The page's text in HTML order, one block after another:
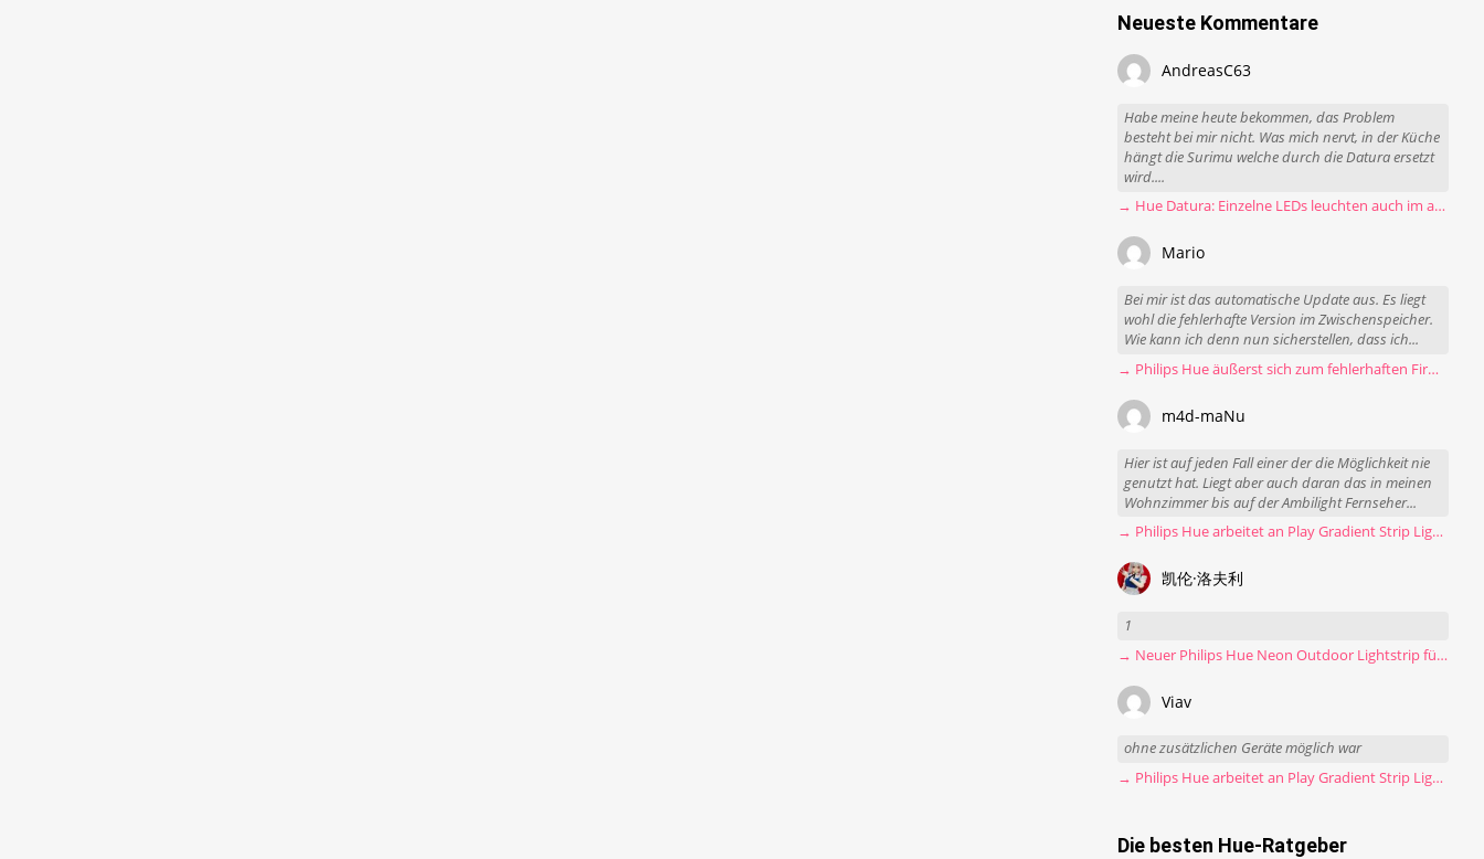
Neueste Kommentare
AndreasC63
Habe meine heute bekommen, das Problem
besteht bei mir nicht. Was mich nervt, in der Küche
hängt die Surimu welche durch die Datura ersetzt
wird....
→ Hue Datura: Einzelne LEDs leuchten auch im ausgeschalteten Zustand
Mario
Bei mir ist das automatische Update aus. Es liegt
wohl die fehlerhafte Version im Zwischenspeicher.
Wie kann ich denn nun sicherstellen, dass ich...
→ Philips Hue äußerst sich zum fehlerhaften Firmware-Update
m4d-maNu
Hier ist auf jeden Fall einer der die Möglichkeit nie
genutzt hat. Liegt aber auch daran das in meinen
Wohnzimmer bis auf der Ambilight Fernseher...
→ Philips Hue arbeitet an Play Gradient Strip Light Pro
凯伦·洛夫利
1
→ Neuer Philips Hue Neon Outdoor Lightstrip für 130 Euro
Viav
ohne zusätzlichen Geräte möglich war
→ Philips Hue arbeitet an Play Gradient Strip Light Pro
Die besten Hue-Ratgeber